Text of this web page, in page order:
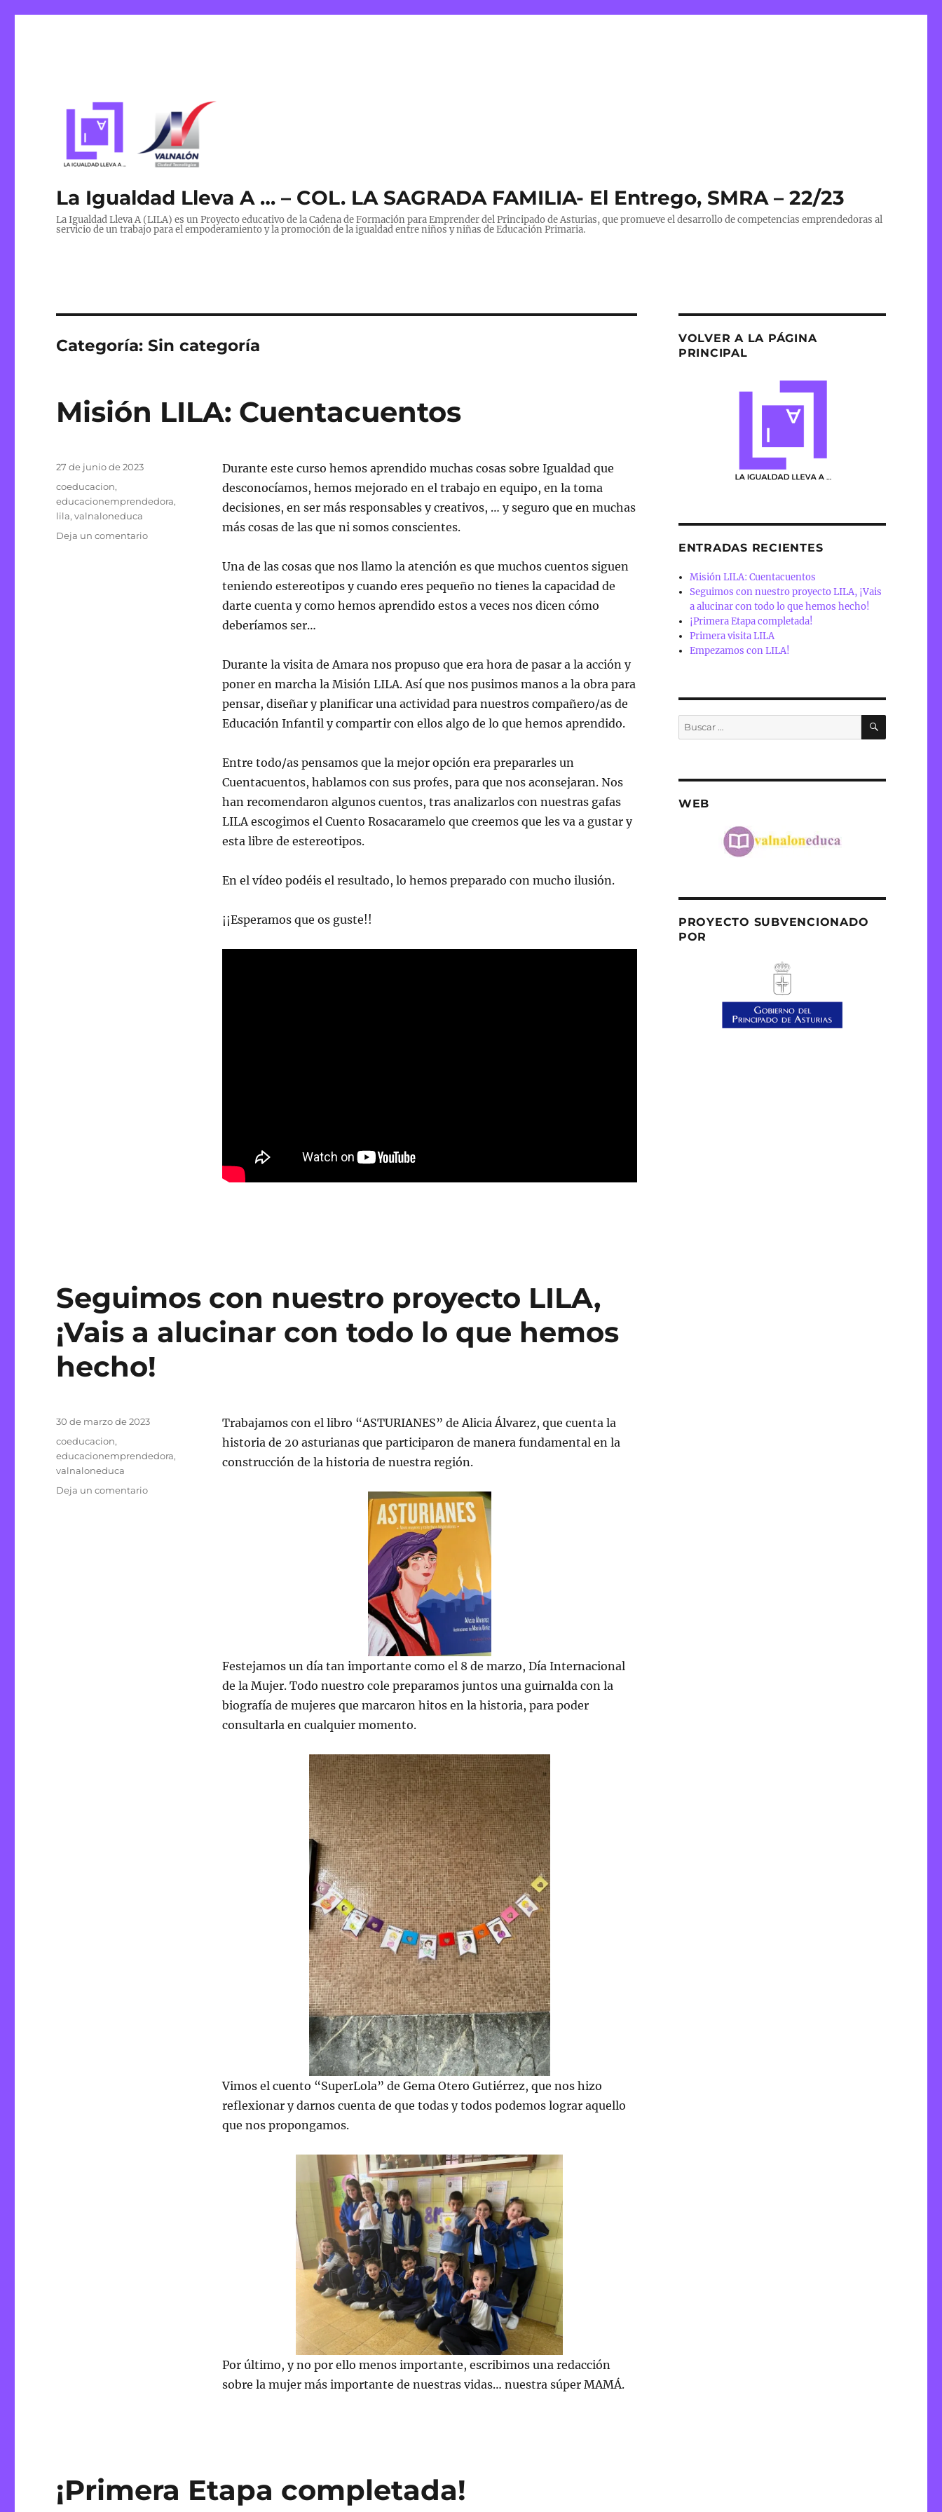
La Igualdad Lleva A … – COL. LA SAGRADA FAMILIA- El Entrego, SMRA – 22/23
La Igualdad Lleva A (LILA) es un Proyecto educativo de la Cadena de Formación para Emprender del Principado de Asturias, que promueve el desarrollo de competencias emprendedoras al
servicio de un trabajo para el empoderamiento y la promoción de la igualdad entre niños y niñas de Educación Primaria.
Categoría:Sin categoría
Misión LILA: Cuentacuentos
Durante este curso hemos aprendido muchas cosas sobre Igualdad que
desconocíamos, hemos mejorado en el trabajo en equipo, en la toma
decisiones, en ser más responsables y creativos, … y seguro que en muchas
más cosas de las que ni somos conscientes.
Una de las cosas que nos llamo la atención es que muchos cuentos siguen
teniendo estereotipos y cuando eres pequeño no tienes la capacidad de
darte cuenta y como hemos aprendido estos a veces nos dicen cómo
deberíamos ser…
Durante la visita de Amara nos propuso que era hora de pasar a la acción y
poner en marcha la Misión LILA. Así que nos pusimos manos a la obra para
pensar, diseñar y planificar una actividad para nuestros compañero/as de
Educación Infantil y compartir con ellos algo de lo que hemos aprendido.
Entre todo/as pensamos que la mejor opción era prepararles un
Cuentacuentos, hablamos con sus profes, para que nos aconsejaran. Nos
han recomendaron algunos cuentos, tras analizarlos con nuestras gafas
LILA escogimos el Cuento Rosacaramelo que creemos que les va a gustar y
esta libre de estereotipos.
En el vídeo podéis el resultado, lo hemos preparado con mucho ilusión.
¡¡Esperamos que os guste!!
Publicado
27 de junio de 2023
Etiquetas
coeducacion,
educacionemprendedora,
lila,valnaloneduca
Deja un comentarioen
Seguimos con nuestro proyecto LILA,
¡Vais a alucinar con todo lo que hemos
hecho!
Trabajamos con el libro “ASTURIANES” de Alicia Álvarez, que cuenta la
historia de 20 asturianas que participaron de manera fundamental en la
construcción de la historia de nuestra región.
Festejamos un día tan importante como el 8 de marzo, Día Internacional
de la Mujer. Todo nuestro cole preparamos juntos una guirnalda con la
biografía de mujeres que marcaron hitos en la historia, para poder
consultarla en cualquier momento.
Vimos el cuento “SuperLola” de Gema Otero Gutiérrez, que nos hizo
reflexionar y darnos cuenta de que todas y todos podemos lograr aquello
que nos propongamos.
Por último, y no por ello menos importante, escribimos una redacción
sobre la mujer más importante de nuestras vidas… nuestra súper MAMÁ.
Publicado
30 de marzo de 2023
Etiquetas
coeducacion,
educacionemprendedora,
valnaloneduca
Deja un comentarioen
¡Primera Etapa completada!
VOLVER A LA PÁGINA
PRINCIPAL
ENTRADAS RECIENTES
Misión LILA: Cuentacuentos
Seguimos con nuestro proyecto LILA, ¡Vais
a alucinar con todo lo que hemos hecho!
¡Primera Etapa completada!
Primera visita LILA
Empezamos con LILA!
Buscar
por:
BUSCAR
WEB
PROYECTO SUBVENCIONADO
POR